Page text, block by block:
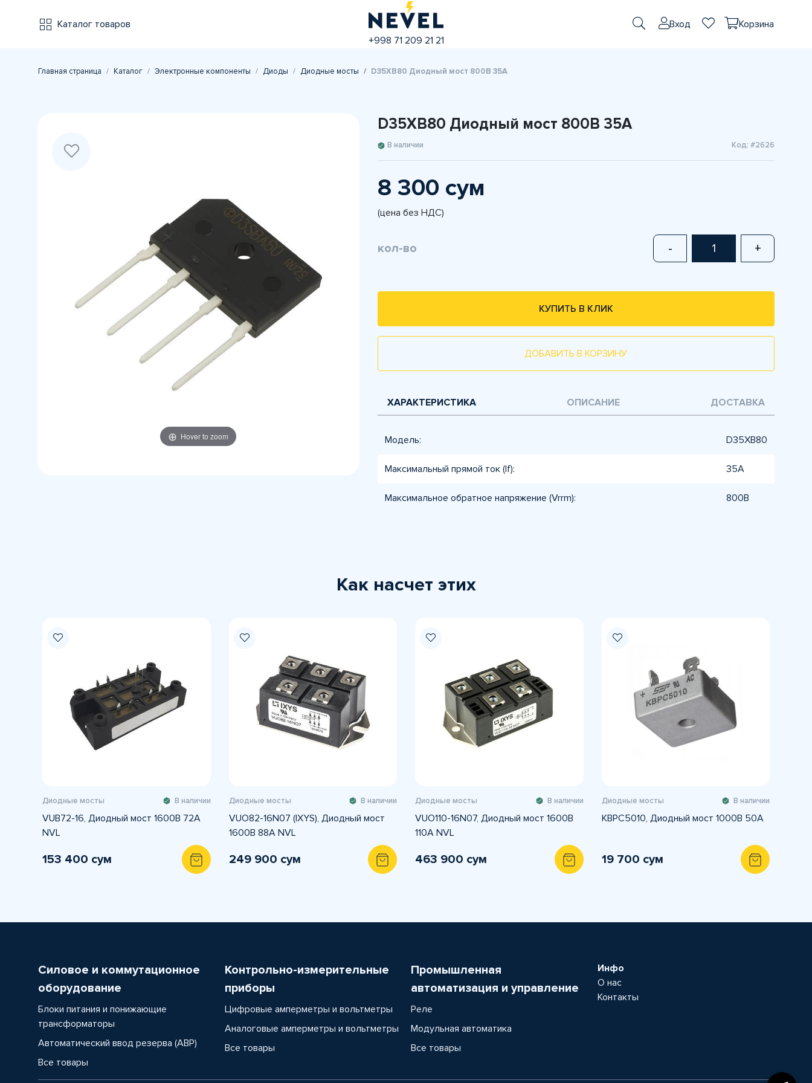
Каталог товаров
+998 71 209 21 21
Вход Корзина
Главная страница Каталог Электронные компоненты Диоды Диодные мосты D35XB80 Диодный мост 800В 35A
Hover to zoom
D35XB80 Диодный мост 800В 35A
В наличии Код: #2626
8 300 сум
(цена без НДС)
кол-во - +
КУПИТЬ В КЛИК
ДОБАВИТЬ В КОРЗИНУ
ХАРАКТЕРИСТИКА ОПИСАНИЕ ДОСТАВКА
Модель: D35XB80
Максимальный прямой ток (If): 35А
Максимальное обратное напряжение (Vrrm): 800В
Как насчет этих
Диодные мосты В наличии
VUB72-16, Диодный мост 1600В 72А
NVL
153 400 сум
Диодные мосты В наличии
VUO82-16N07 (IXYS), Диодный мост
1600В 88А NVL
249 900 сум
Диодные мосты В наличии
VUO110-16N07, Диодный мост 1600В
110А NVL
463 900 сум
Диодные мосты В наличии
KBPC5010, Диодный мост 1000В 50A
19 700 сум
Силовое и коммутационное
оборудование
Блоки питания и понижающие
трансформаторы
Автоматический ввод резерва (АВР)
Все товары
Контрольно-измерительные
приборы
Цифровые амперметры и вольтметры
Аналоговые амперметры и вольтметры
Все товары
Промышленная
автоматизация и управление
Реле
Модульная автоматика
Все товары
Инфо
О нас
Контакты